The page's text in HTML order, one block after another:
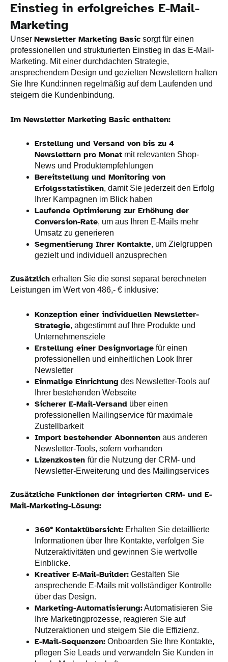
Einstieg in erfolgreiches E-Mail-
Marketing
Unser Newsletter Marketing Basic sorgt für einen
professionellen und strukturierten Einstieg in das E-Mail-
Marketing. Mit einer durchdachten Strategie,
ansprechendem Design und gezielten Newslettern halten
Sie Ihre Kund:innen regelmäßig auf dem Laufenden und
steigern die Kundenbindung.
Im Newsletter Marketing Basic enthalten:
Erstellung und Versand von bis zu 4
Newslettern pro Monat mit relevanten Shop-
News und Produktempfehlungen
Bereitstellung und Monitoring von
Erfolgsstatistiken, damit Sie jederzeit den Erfolg
Ihrer Kampagnen im Blick haben
Laufende Optimierung zur Erhöhung der
Conversion-Rate, um aus Ihren E-Mails mehr
Umsatz zu generieren
Segmentierung Ihrer Kontakte, um Zielgruppen
gezielt und individuell anzusprechen
Zusätzlich erhalten Sie die sonst separat berechneten
Leistungen im Wert von 486,- € inklusive:
Konzeption einer individuellen Newsletter-
Strategie, abgestimmt auf Ihre Produkte und
Unternehmensziele
Erstellung einer Designvorlage für einen
professionellen und einheitlichen Look Ihrer
Newsletter
Einmalige Einrichtung des Newsletter-Tools auf
Ihrer bestehenden Webseite
Sicherer E-Mail-Versand über einen
professionellen Mailingservice für maximale
Zustellbarkeit
Import bestehender Abonnenten aus anderen
Newsletter-Tools, sofern vorhanden
Lizenzkosten für die Nutzung der CRM- und
Newsletter-Erweiterung und des Mailingservices
Zusätzliche Funktionen der integrierten CRM- und E-
Mail-Marketing-Lösung:
360° Kontaktübersicht: Erhalten Sie detaillierte
Informationen über Ihre Kontakte, verfolgen Sie
Nutzeraktivitäten und gewinnen Sie wertvolle
Einblicke.
Kreativer E-Mail-Builder: Gestalten Sie
ansprechende E-Mails mit vollständiger Kontrolle
über das Design.
Marketing-Automatisierung:Automatisieren Sie
Ihre Marketingprozesse, reagieren Sie auf
Nutzeraktionen und steigern Sie die Effizienz.
E-Mail-Sequenzen: Onboarden Sie Ihre Kontakte,
pflegen Sie Leads und verwandeln Sie Kunden in